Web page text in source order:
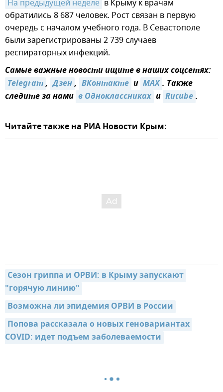
На предыдущей неделе в Крыму к врачам
обратились 8 687 человек. Рост связан в первую
очередь с началом учебного года. В Севастополе
были зарегистрированы 2 739 случаев
респираторных инфекций.
Самые важные новости ищите в наших соцсетях:
Telegram, Дзен, ВКонтакте и MAX. Также
следите за нами в Одноклассниках и Rutube.
Читайте также на РИА Новости Крым:
Сезон гриппа и ОРВИ: в Крыму запускают
"горячую линию"
Возможна ли эпидемия ОРВИ в России
Попова рассказала о новых геновариантах
COVID: идет подъем заболеваемости